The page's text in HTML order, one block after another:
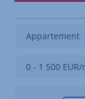
Appartement
0 - 1 500